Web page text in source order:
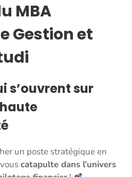
MBA
Gestion et
s’ouvrent sur
un poste stratégique en
catapulte dans l’univers